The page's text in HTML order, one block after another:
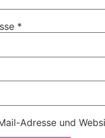
*
Adresse und